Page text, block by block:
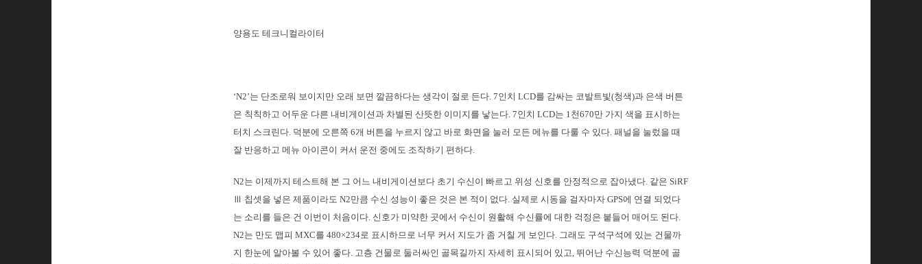
양용도 테크니컬라이터
‘N2’는 단조로워 보이지만 오래 보면 깔끔하다는 생각이 절로 든다. 7인치 LCD를 감싸는 코발트빛(청색)과 은색 버튼
은 칙칙하고 어두운 다른 내비게이션과 차별된 산뜻한 이미지를 낳는다. 7인치 LCD는 1천670만 가지 색을 표시하는
터치 스크린다. 덕분에 오른쪽 6개 버튼을 누르지 않고 바로 화면을 눌러 모든 메뉴를 다룰 수 있다. 패널을 눌렀을 때
잘 반응하고 메뉴 아이콘이 커서 운전 중에도 조작하기 편하다.
N2는 이제까지 테스트해 본 그 어느 내비게이션보다 초기 수신이 빠르고 위성 신호를 안정적으로 잡아냈다. 같은 SiRF
Ⅲ 칩셋을 넣은 제품이라도 N2만큼 수신 성능이 좋은 것은 본 적이 없다. 실제로 시동을 걸자마자 GPS에 연결 되었다
는 소리를 들은 건 이번이 처음이다. 신호가 미약한 곳에서 수신이 원활해 수신률에 대한 걱정은 붙들어 매어도 된다.
N2는 만도 맵피 MXC를 480×234로 표시하므로 너무 커서 지도가 좀 거칠 게 보인다. 그래도 구석구석에 있는 건물까
지 한눈에 알아볼 수 있어 좋다. 고층 건물로 둘러싸인 골목길까지 자세히 표시되어 있고, 뛰어난 수신능력 덕분에 골